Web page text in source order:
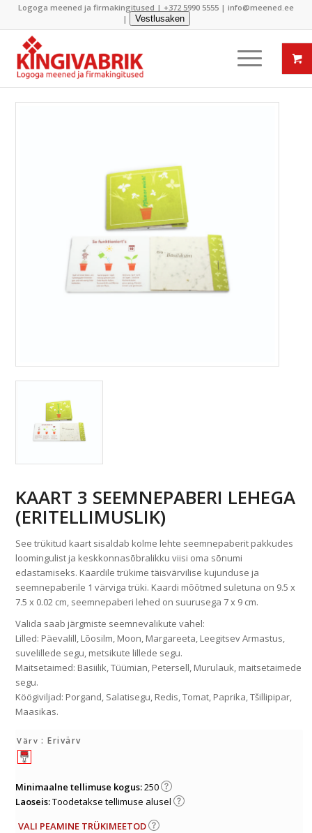
Logoga meened ja firmakingitused | +372 5990 5555 | info@meened.ee
|
Vestlusaken
KAART 3 SEEMNEPABERI LEHEGA
(ERITELLIMUSLIK)
See trükitud kaart sisaldab kolme lehte seemnepaberit pakkudes
loomingulist ja keskkonnasõbralikku viisi oma sõnumi
edastamiseks. Kaardile trükime täisvärvilise kujunduse ja
seemnepaberile 1 värviga trüki. Kaardi mõõtmed suletuna on 9.5 x
7.5 x 0.02 cm, seemnepaberi lehed on suurusega 7 x 9 cm.
Valida saab järgmiste seemnevalikute vahel:
Lilled: Päevalill, Lõosilm, Moon, Margareeta, Leegitsev Armastus,
suvelillede segu, metsikute lillede segu.
Maitsetaimed: Basiilik, Tüümian, Petersell, Murulauk, maitsetaimede
segu.
Köögiviljad: Porgand, Salatisegu, Redis, Tomat, Paprika, Tšillipipar,
Maasikas.
Värv : Erivärv
Minimaalne tellimuse kogus:250
Laoseis:Toodetakse tellimuse alusel
VALI PEAMINE TRÜKIMEETOD